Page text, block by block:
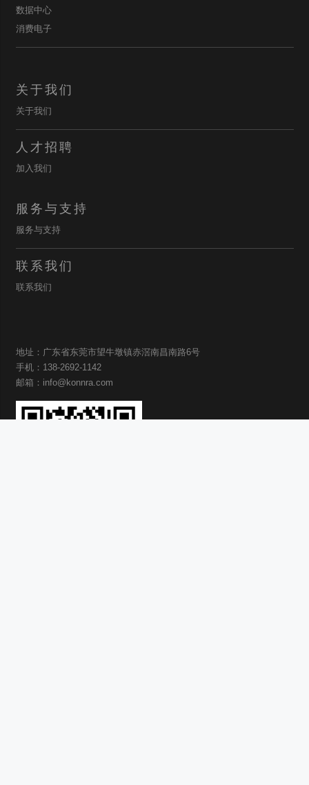
数据中心
消费电子
关于我们
关于我们
人才招聘
加入我们
服务与支持
服务与支持
联系我们
联系我们
地址：广东省东莞市望牛墩镇赤滘南昌南路6号
手机：138-2692-1142
邮箱：info@konnra.com